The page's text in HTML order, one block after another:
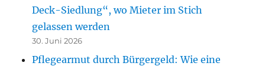
Deck-Siedlung“, wo Mieter im Stich
gelassen werden
30. Juni 2026
Pflegearmut durch Bürgergeld: Wie eine